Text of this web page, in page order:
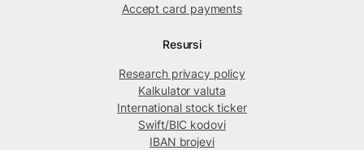
Accept card payments
Resursi
Research privacy policy
Kalkulator valuta
International stock ticker
Swift/BIC kodovi
IBAN brojevi